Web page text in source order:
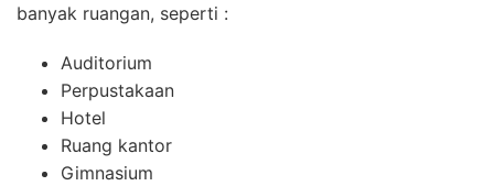
banyak ruangan, seperti :
Auditorium
Perpustakaan
Hotel
Ruang kantor
Gimnasium